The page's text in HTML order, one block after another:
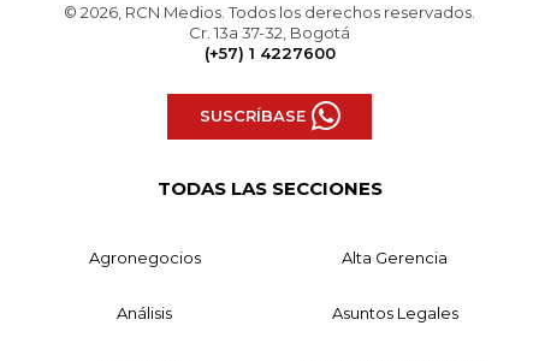
© 2026, RCN Medios. Todos los derechos reservados.
Cr. 13a 37-32, Bogotá
(+57) 1 4227600
SUSCRÍBASE
TODAS LAS SECCIONES
Agronegocios Alta Gerencia
Análisis Asuntos Legales